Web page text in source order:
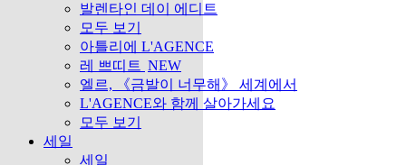
발렌타인 데이 에디트
모두 보기
아틀리에 L'AGENCE
레 쁘띠트 NEW
엘르, 《금발이 너무해》 세계에서
L'AGENCE와 함께 살아가세요
모두 보기
세일
세일